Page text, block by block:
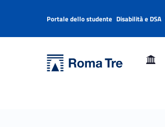
Università Roma Tre
Header info sidebar
Portale dello studente Disabilità e DSA